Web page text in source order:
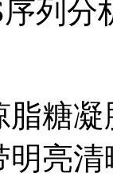
列分
脂糖
亮